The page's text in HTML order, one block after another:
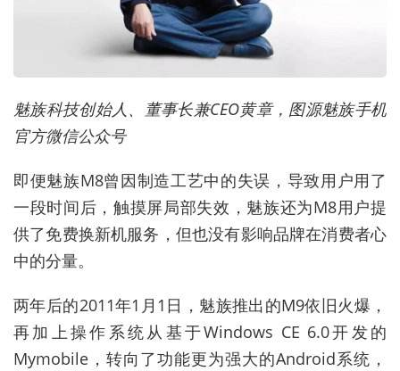
魅族科技创始人、董事长兼CEO黄章，图源魅族手机
官方微信公众号
即便魅族M8曾因制造工艺中的失误，导致用户用了
一段时间后，触摸屏局部失效，魅族还为M8用户提
供了免费换新机服务，但也没有影响品牌在消费者心
中的分量。
两年后的2011年1月1日，魅族推出的M9依旧火爆，
再加上操作系统从基于Windows CE 6.0开发的
Mymobile，转向了功能更为强大的Android系统，